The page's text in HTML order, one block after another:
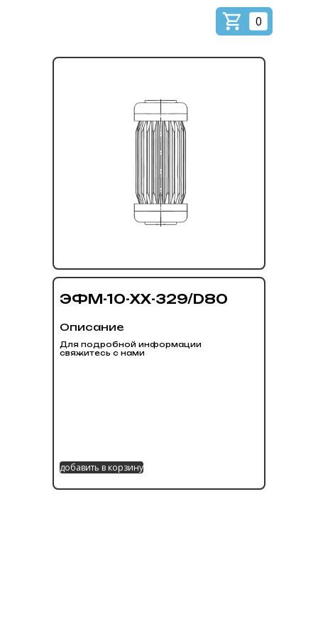
0
ЭФМ-10-ХХ-329/D80
Описание
Для подробной информации
свяжитесь с нами
добавить в корзину